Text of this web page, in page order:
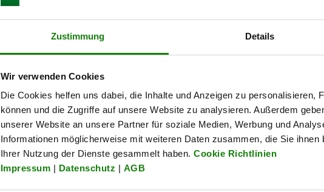
Zustimmung Details
Wir verwenden Cookies
Die Cookies helfen uns dabei, die Inhalte und Anzeigen zu personalisieren,
können und die Zugriffe auf unsere Website zu analysieren. Außerdem
unserer Website an unsere Partner für soziale Medien, Werbung und
Informationen möglicherweise mit weiteren Daten zusammen, die Sie
Ihrer Nutzung der Dienste gesammelt haben. Cookie Richtlinien
Impressum | Datenschutz | AGB
D1
TABELLE VERGRÖSSERN
D1 H Gewindeart T